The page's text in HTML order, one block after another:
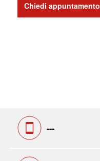
Chiedi appuntamento
---